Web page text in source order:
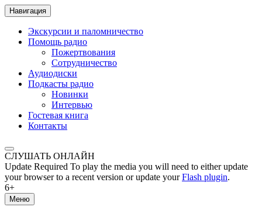
Навигация
Экскурсии и паломничество
Помощь радио
Пожертвования
Сотрудничество
Аудиодиски
Подкасты радио
Новинки
Интервью
Гостевая книга
Контакты
СЛУШАТЬ ОНЛАЙН
Update Required To play the media you will need to either update
your browser to a recent version or update yourFlash plugin.
6+
Меню